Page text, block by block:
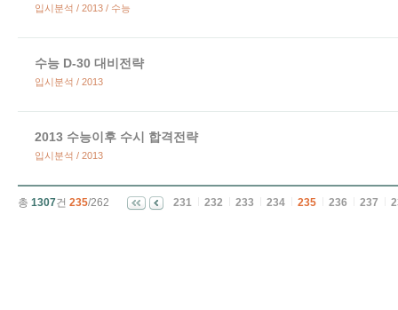
입시분석 / 2013 / 수능
수능 D-30 대비전략
입시분석 / 2013
2013 수능이후 수시 합격전략
입시분석 / 2013
총 1307건 235/262 231 232 233 234 235 236 237